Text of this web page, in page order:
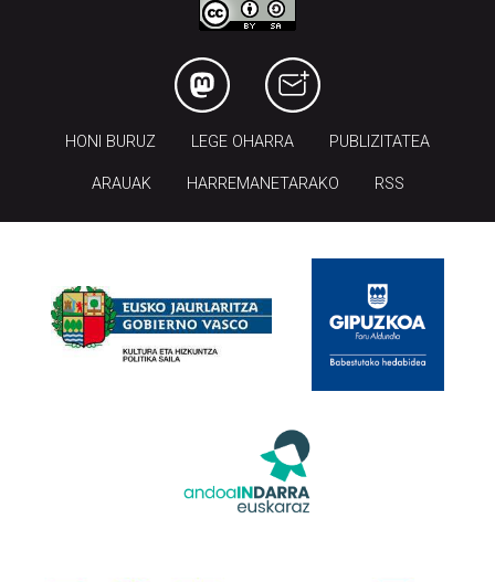
HONI BURUZ LEGE OHARRA PUBLIZITATEA
ARAUAK HARREMANETARAKO RSS